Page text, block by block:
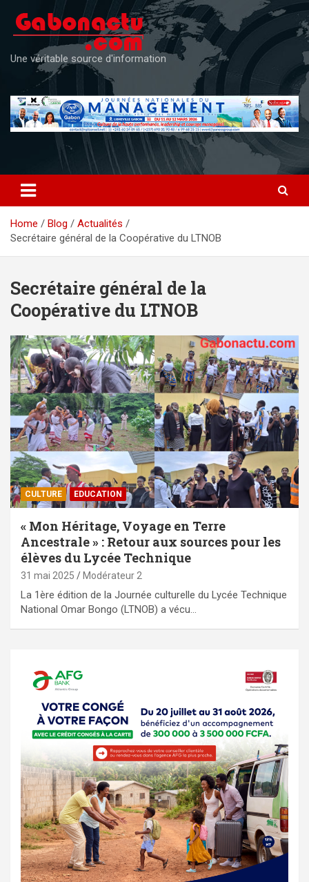
content
Une véritable source d'information
Home Blog
Actualités
Secrétaire général de la Coopérative du LTNOB
Secrétaire général de la
Coopérative du LTNOB
CULTURE EDUCATION
« Mon Héritage, Voyage en Terre
Ancestrale » : Retour aux sources pour les
élèves du Lycée Technique
31 mai 2025 Modérateur 2
La 1ère édition de la Journée culturelle du Lycée Technique
National Omar Bongo (LTNOB) a vécu…